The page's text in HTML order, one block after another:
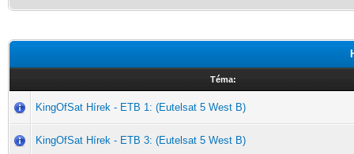
Téma:
KingOfSat Hírek - ETB 1: (Eutelsat 5 West B)
KingOfSat Hírek - ETB 3: (Eutelsat 5 West B)